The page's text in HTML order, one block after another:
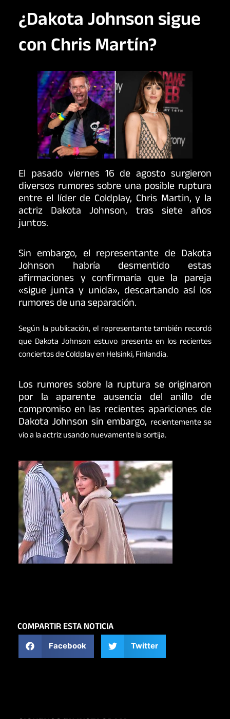
¿Dakota Johnson sigue
con Chris Martín?
El pasado viernes 16 de agosto surgieron
diversos rumores sobre una posible ruptura
entre el líder de Coldplay, Chris Martin, y la
actriz Dakota Johnson, tras siete años
juntos.
Sin embargo, el representante de Dakota
Johnson habría desmentido estas
afirmaciones y confirmaría que la pareja
«sigue junta y unida», descartando así los
rumores de una separación.
Según la publicación, el representante también recordó
que Dakota Johnson estuvo presente en los recientes
conciertos de Coldplay en Helsinki, Finlandia.
Los rumores sobre la ruptura se originaron
por la aparente ausencia del anillo de
compromiso en las recientes apariciones de
Dakota Johnson sin embargo, recientemente se
vio a la actriz usando nuevamente la sortija.
COMPARTIR ESTA NOTICIA
Facebook Twitter